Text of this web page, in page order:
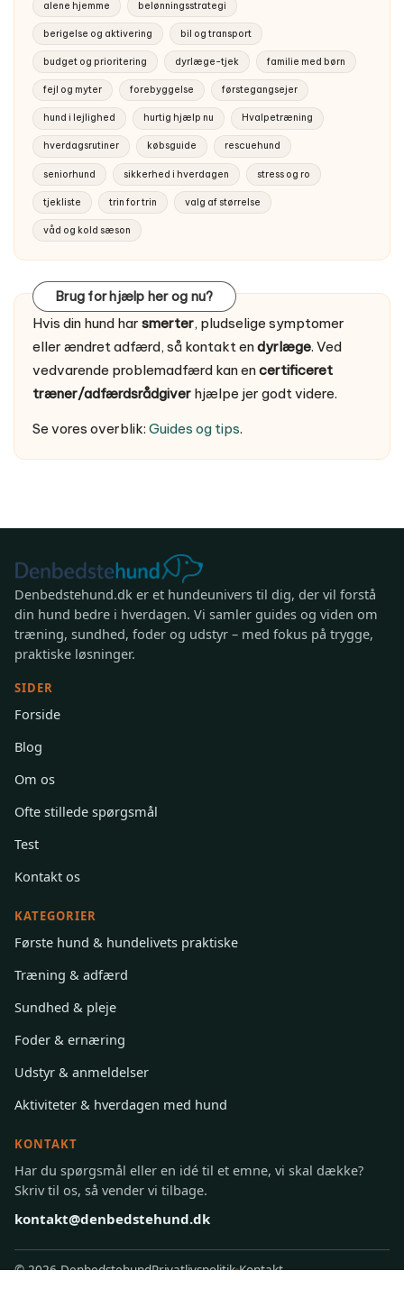
alene hjemme belønningsstrategi
berigelse og aktivering bil og transport
budget og prioritering dyrlæge-tjek familie med børn
fejl og myter forebyggelse førstegangsejer
hund i lejlighed hurtig hjælp nu Hvalpetræning
hverdagsrutiner købsguide rescuehund
seniorhund sikkerhed i hverdagen stress og ro
tjekliste trin for trin valg af størrelse
våd og kold sæson
Brug for hjælp her og nu?
Hvis din hund har smerter, pludselige symptomer
eller ændret adfærd, så kontakt endyrlæge. Ved
vedvarende problemadfærd kan encertificeret
træner/adfærdsrådgiver hjælpe jer godt videre.
Se vores overblik: Guides og tips.
Denbedstehund.dk er et hundeunivers til dig, der vil forstå
din hund bedre i hverdagen. Vi samler guides og viden om
træning, sundhed, foder og udstyr – med fokus på trygge,
praktiske løsninger.
SIDER
Forside
Blog
Om os
Ofte stillede spørgsmål
Test
Kontakt os
KATEGORIER
Første hund & hundelivets praktiske
Træning & adfærd
Sundhed & pleje
Foder & ernæring
Udstyr & anmeldelser
Aktiviteter & hverdagen med hund
KONTAKT
Har du spørgsmål eller en idé til et emne, vi skal dække?
Skriv til os, så vender vi tilbage.
kontakt@denbedstehund.dk
©2026 DenbedstehundPrivatlivspolitik Kontakt